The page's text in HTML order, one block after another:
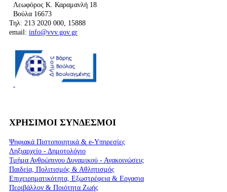
Λεωφόρος Κ. Καραμανλή 18
Βούλα 16673
Τηλ: 213 2020 000, 15888
email: info@vvv.gov.gr
ΧΡΗΣΙΜΟΙ ΣΥΝΔΕΣΜΟΙ
Ψηφιακά Πιστοποιητικά & e-Υπηρεσίες
Ληξιαρχείο - Δημοτολόγιο
Τμήμα Ανθρώπινου Δυναμικού - Ανακοινώσεις
Παιδεία, Πολιτισμός & Αθλητισμός
Επιχειρηματικότητα, Εξωστρέφεια & Εργασια
Περιβάλλον & Ποιότητα Ζωής